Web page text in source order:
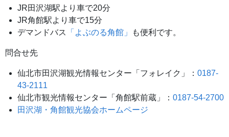
JR田沢湖駅より車で20分
JR角館駅より車で15分
デマンドバス
「よぶのる角館」 も便利です。
問合せ先
仙北市田沢湖観光情報センター「フォレイク」： 0187-
43-2111
仙北市観光情報センター「角館駅前蔵」： 0187-54-2700
田沢湖・角館観光協会ホームページ